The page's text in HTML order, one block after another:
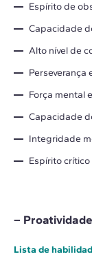
Espírito de
Capacidade
Alto nível de
Perseverança
Força mental
Capacidade
Integridade
Espírito crítico
– Proatividade
Lista de